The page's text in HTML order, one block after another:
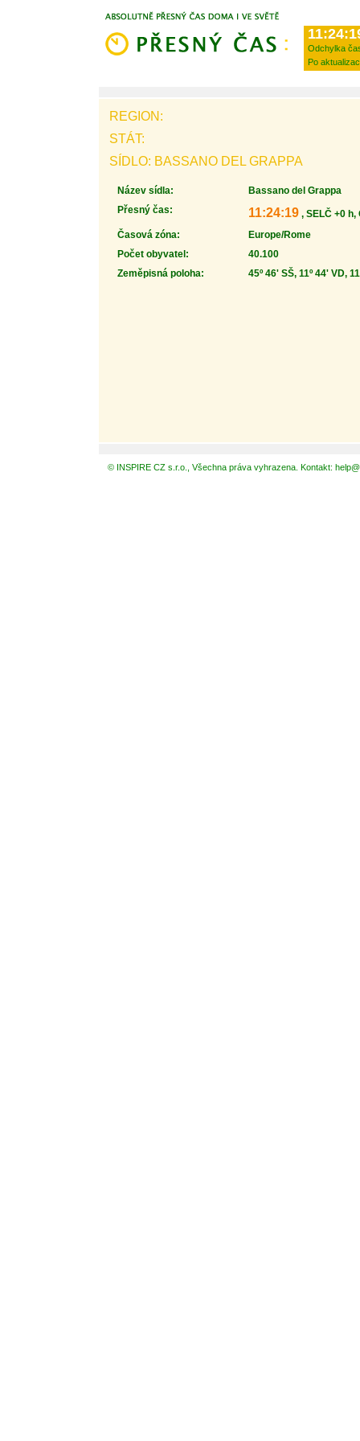
Odchylka
Po
REGION:
STÁT:
SÍDLO: BASSANO DEL GRAPPA
Název sídla:
Bassano del Grappa
Přesný čas:
11:24:19 , SELČ +0 h,
Časová zóna:
Europe/Rome
Počet obyvatel:
40.100
Zeměpisná poloha:
45º 46' SŠ, 11º 44' VD,
© INSPIRE CZ s.r.o., Všechna práva vyhrazena. Kontakt: